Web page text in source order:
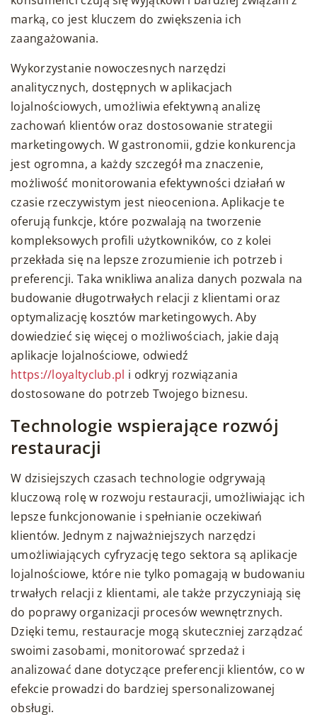
marką, co jest kluczem do zwiększenia ich
zaangażowania.
Wykorzystanie nowoczesnych narzędzi
analitycznych, dostępnych w aplikacjach
lojalnościowych, umożliwia efektywną analizę
zachowań klientów oraz dostosowanie strategii
marketingowych. W gastronomii, gdzie konkurencja
jest ogromna, a każdy szczegół ma znaczenie,
możliwość monitorowania efektywności działań w
czasie rzeczywistym jest nieoceniona. Aplikacje te
oferują funkcje, które pozwalają na tworzenie
kompleksowych profili użytkowników, co z kolei
przekłada się na lepsze zrozumienie ich potrzeb i
preferencji. Taka wnikliwa analiza danych pozwala na
budowanie długotrwałych relacji z klientami oraz
optymalizację kosztów marketingowych. Aby
dowiedzieć się więcej o możliwościach, jakie dają
aplikacje lojalnościowe, odwiedź
https://loyaltyclub.pl i odkryj rozwiązania
dostosowane do potrzeb Twojego biznesu.
Technologie wspierające rozwój
restauracji
W dzisiejszych czasach technologie odgrywają
kluczową rolę w rozwoju restauracji, umożliwiając ich
lepsze funkcjonowanie i spełnianie oczekiwań
klientów. Jednym z najważniejszych narzędzi
umożliwiających cyfryzację tego sektora są aplikacje
lojalnościowe, które nie tylko pomagają w budowaniu
trwałych relacji z klientami, ale także przyczyniają się
do poprawy organizacji procesów wewnętrznych.
Dzięki temu, restauracje mogą skuteczniej zarządzać
swoimi zasobami, monitorować sprzedaż i
analizować dane dotyczące preferencji klientów, co w
efekcie prowadzi do bardziej spersonalizowanej
obsługi.